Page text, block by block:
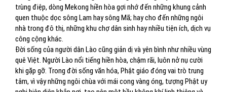
trùng điệp, dòng Mekong hiền hòa gợi nhớ đến những khung cảnh
quen thuộc dọc sông Lam hay sông Mã; hay cho đến những ngôi
nhà trong đô thị, những khu chợ dân sinh hay nhiều tiện ích, dịch vụ
công cộng khác.
Đời sống của người dân Lào cũng giản dị và yên bình như nhiều vùng
quê Việt. Người Lào nổi tiếng hiền hòa, chậm rãi, luôn nở nụ cười
khi gặp gỡ. Trong đời sống văn hóa, Phật giáo đóng vai trò trung
tâm, vì vậy những ngôi chùa với mái cong vàng óng, tượng Phật uy